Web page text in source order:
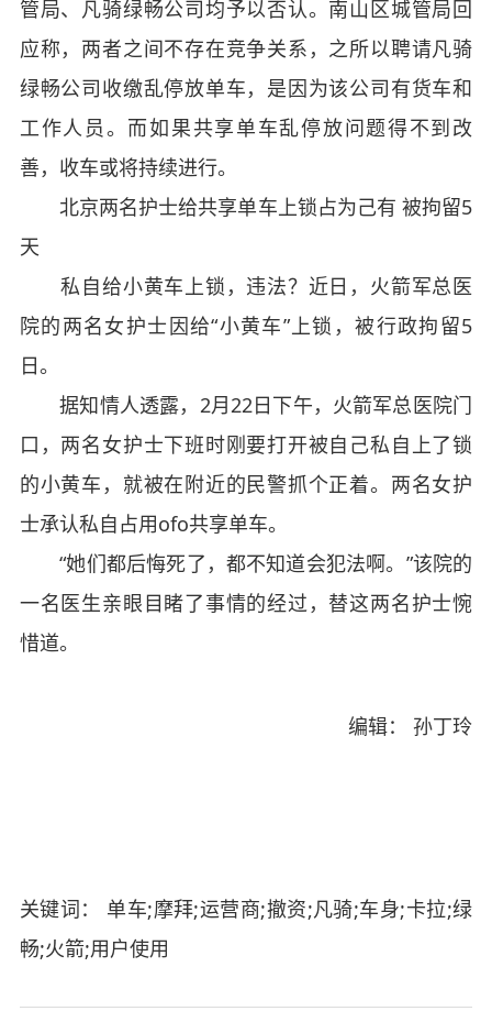
管局、凡骑绿畅公司均予以否认。南山区城管局回
应称，两者之间不存在竞争关系，之所以聘请凡骑
绿畅公司收缴乱停放单车，是因为该公司有货车和
工作人员。而如果共享单车乱停放问题得不到改
善，收车或将持续进行。
北京两名护士给共享单车上锁占为己有 被拘留5
天
私自给小黄车上锁，违法？近日，火箭军总医
院的两名女护士因给“小黄车”上锁，被行政拘留5
日。
据知情人透露，2月22日下午，火箭军总医院门
口，两名女护士下班时刚要打开被自己私自上了锁
的小黄车，就被在附近的民警抓个正着。两名女护
士承认私自占用ofo共享单车。
“她们都后悔死了，都不知道会犯法啊。”该院的
一名医生亲眼目睹了事情的经过，替这两名护士惋
惜道。
编辑： 孙丁玲
关键词： 单车;摩拜;运营商;撤资;凡骑;车身;卡拉;绿
畅;火箭;用户使用